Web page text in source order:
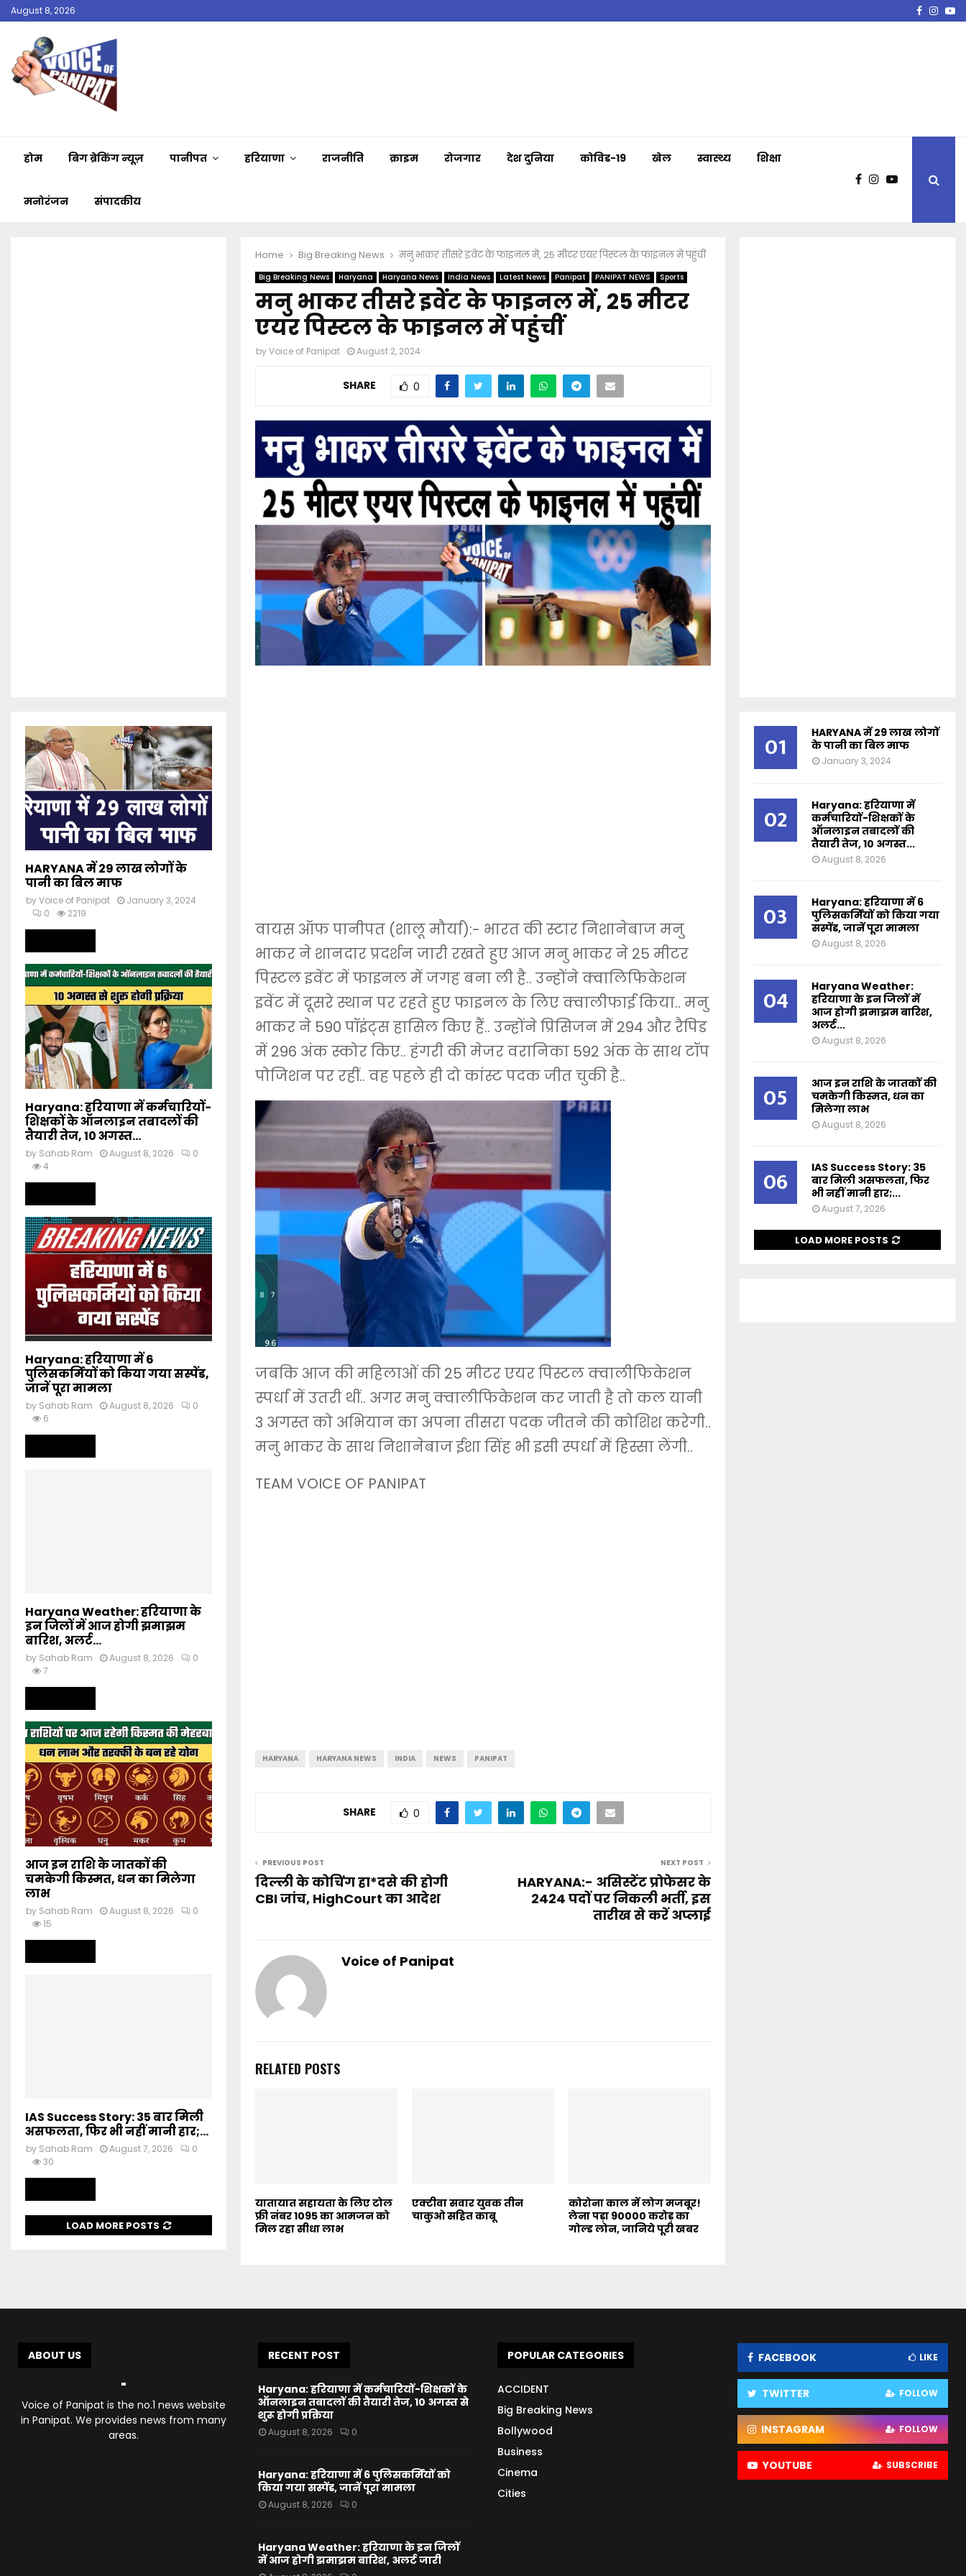
August 8, 2026
होम बिग ब्रेकिंग न्यूज़ पानीपत हरियाणा राजनीति क्राइम रोजगार देश दुनिया कोविड-19 खेल स्वास्थ्य शिक्षा
मनोरंजन संपादकीय
Home Big Breaking News मनु भाकर तीसरे इवेंट के फाइनल में, 25 मीटर एयर पिस्टल के फाइनल में पहुंचीं
Big Breaking News Haryana Haryana News India News Latest News Panipat PANIPAT NEWS Sports
मनु भाकर तीसरे इवेंट के फाइनल में, 25 मीटर
एयर पिस्टल के फाइनल में पहुंचीं
byVoice of Panipat August 2, 2024
SHARE 0
वायस ऑफ पानीपत (शालू मौर्या):- भारत की स्टार निशानेबाज मनु
भाकर ने शानदार प्रदर्शन जारी रखते हुए आज मनु भाकर ने 25 मीटर
पिस्टल इवेंट में फाइनल में जगह बना ली है.. उन्होंने क्वालिफिकेशन
इवेंट में दूसरे स्थान पर रहते हुए फाइनल के लिए क्वालीफाई किया.. मनु
भाकर ने 590 पॉइंट्स हासिल किए हैं.. उन्होंने प्रिसिजन में 294 और रैपिड
में 296 अंक स्कोर किए.. हंगरी की मेजर वरानिका 592 अंक के साथ टॉप
पोजिशन पर रहीं.. वह पहले ही दो कांस्ट पदक जीत चुकी है..
जबकि आज की महिलाओं की 25 मीटर एयर पिस्टल क्वालीफिकेशन
स्पर्धा में उतरी थीं.. अगर मनु क्वालीफिकेशन कर जाती है तो कल यानी
3 अगस्त को अभियान का अपना तीसरा पदक जीतने की कोशिश करेगी..
मनु भाकर के साथ निशानेबाज ईशा सिंह भी इसी स्पर्धा में हिस्सा लेंगी..
TEAM VOICE OF PANIPAT
HARYANA HARYANA NEWS INDIA NEWS PANIPAT
SHARE 0
PREVIOUS POST
दिल्ली के कोचिंग हा*दसे की होगी
CBI जांच, HighCourt का आदेश
NEXT POST
HARYANA:- असिस्टेंट प्रोफेसर के
2424 पदों पर निकली भर्ती, इस
तारीख से करें अप्लाई
Voice of Panipat
RELATED POSTS
यातायात सहायता के लिए टोल
फ्री नंबर 1095 का आमजन को
मिल रहा सीधा लाभ
एक्टीवा सवार युवक तीन
चाकुओ सहित काबू
कोरोना काल में लोग मजबूर!
लेना पड़ा 90000 करोड़ का
गोल्ड लोन, जानिये पूरी खबर
HARYANA में 29 लाख लोगों के
पानी का बिल माफ
byVoice of Panipat
January 3, 2024
0
2219
Haryana: हरियाणा में कर्मचारियों-
शिक्षकों के ऑनलाइन तबादलों की
तैयारी तेज, 10 अगस्त...
by Sahab Ram August 8, 2026
0
4
Haryana: हरियाणा में 6
पुलिसकर्मियों को किया गया सस्पेंड,
जानें पूरा मामला
by Sahab Ram August 8, 2026
0
6
Haryana Weather: हरियाणा के
इन जिलों में आज होगी झमाझम
बारिश, अलर्ट...
by Sahab Ram August 8, 2026
0
7
आज इन राशि के जातकों की
चमकेगी किस्मत, धन का मिलेगा
लाभ
by Sahab Ram August 8, 2026
0
15
IAS Success Story: 35 बार मिली
असफलता, फिर भी नहीं मानी हार;...
by Sahab Ram August 7, 2026
0
30
LOAD MORE POSTS
01
HARYANA में 29 लाख लोगों
के पानी का बिल माफ
January 3, 2024
02
Haryana: हरियाणा में
कर्मचारियों-शिक्षकों के
ऑनलाइन तबादलों की
तैयारी तेज, 10 अगस्त...
August 8, 2026
03
Haryana: हरियाणा में 6
पुलिसकर्मियों को किया गया
सस्पेंड, जानें पूरा मामला
August 8, 2026
04
Haryana Weather:
हरियाणा के इन जिलों में
आज होगी झमाझम बारिश,
अलर्ट...
August 8, 2026
05
आज इन राशि के जातकों की
चमकेगी किस्मत, धन का
मिलेगा लाभ
August 8, 2026
06
IAS Success Story: 35
बार मिली असफलता, फिर
भी नहीं मानी हार;...
August 7, 2026
LOAD MORE POSTS
ABOUT US
Voice of Panipat is the no.1 news website
in Panipat. We provides news from many
areas.
RECENT POST
Haryana: हरियाणा में कर्मचारियों-शिक्षकों के
ऑनलाइन तबादलों की तैयारी तेज, 10 अगस्त से
शुरू होगी प्रक्रिया
August 8, 2026 0
Haryana: हरियाणा में 6 पुलिसकर्मियों को
किया गया सस्पेंड, जानें पूरा मामला
August 8, 2026 0
Haryana Weather: हरियाणा के इन जिलों
में आज होगी झमाझम बारिश, अलर्ट जारी
POPULAR CATEGORIES
ACCIDENT
Big Breaking News
Bollywood
Business
Cinema
Cities
FACEBOOK LIKE
TWITTER FOLLOW
INSTAGRAM FOLLOW
YOUTUBE SUBSCRIBE